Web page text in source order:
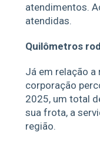
atendimentos.
atendidas.
Quilômetros
Já em relação a
corporação
2025, um total
sua frota, a
região.